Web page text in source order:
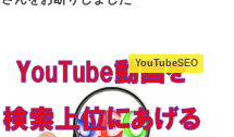
YouTubeSEO